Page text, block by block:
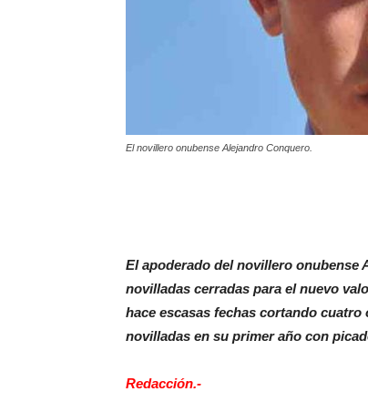
El novillero onubense Alejandro Conquero.
El apoderado del novillero onubense
novilladas cerradas para el nuevo
hace escasas fechas cortando
novilladas en su primer año con
Redacción.-